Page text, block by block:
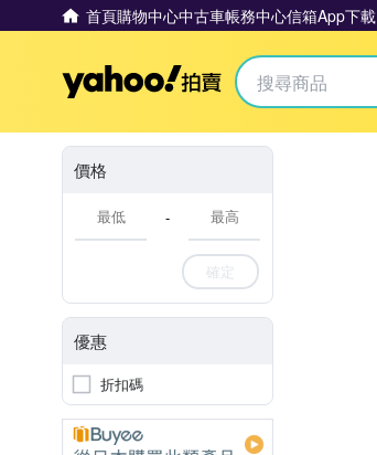
首頁購物中心中古車帳務中心信箱App下載
Yahoo拍賣
價格
-
確定
優惠
折扣碼